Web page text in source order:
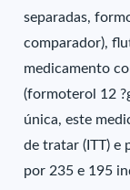
separadas,
comparador),
medicamento
(formoterol 12
única, este
de tratar (ITT) e
por 235 e 195